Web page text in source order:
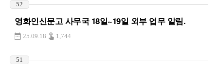
52
영화인신문고 사무국 18일~19일 외부 업무 알림.
25.09.18 1,744
51